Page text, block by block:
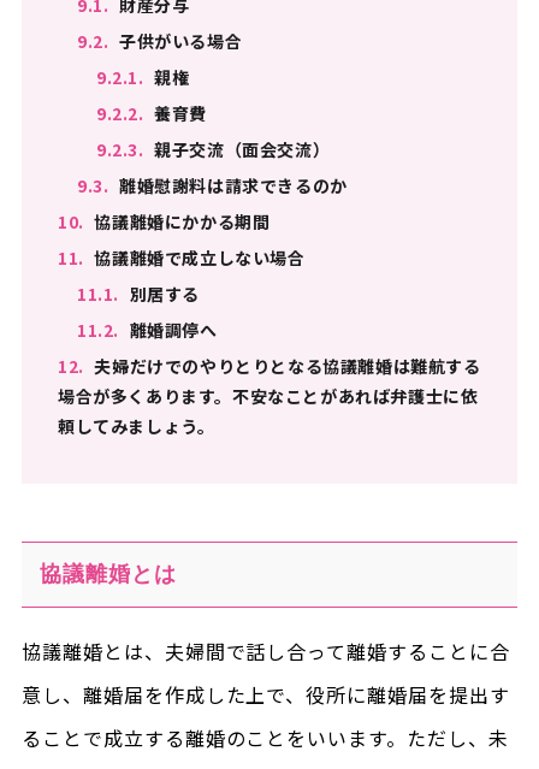
9.1. 財産分与
9.2. 子供がいる場合
9.2.1. 親権
9.2.2. 養育費
9.2.3. 親子交流（面会交流）
9.3. 離婚慰謝料は請求できるのか
10. 協議離婚にかかる期間
11. 協議離婚で成立しない場合
11.1. 別居する
11.2. 離婚調停へ
12. 夫婦だけでのやりとりとなる協議離婚は難航する
場合が多くあります。不安なことがあれば弁護士に依
頼してみましょう。
協議離婚とは
協議離婚とは、夫婦間で話し合って離婚することに合
意し、離婚届を作成した上で、役所に離婚届を提出す
ることで成立する離婚のことをいいます。ただし、未